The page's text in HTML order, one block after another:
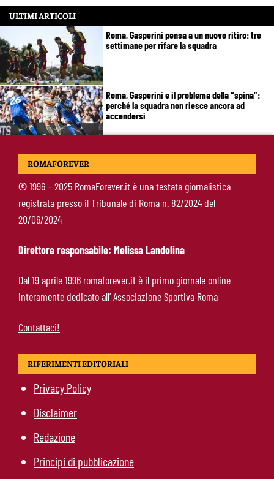
ULTIMI ARTICOLI
Roma, Gasperini pensa a un nuovo ritiro: tre
settimane per rifare la squadra
Roma, Gasperini e il problema della “spina”:
perché la squadra non riesce ancora ad
accendersi
Brighton-Roma, chi ha deluso di più: Rensch
Roma, Fofana si complica: spunta Mbaye in
prestito. Restano vive le piste Endrick e
Gittens
ROMAFOREVER
©1996 – 2025 RomaForever.it è una testata giornalistica
registrata presso il Tribunale di Roma n. 82/2024 del
20/06/2024
Direttore responsabile: Melissa Landolina
Dal 19 aprile 1996 romaforever.it è il primo giornale online
interamente dedicato all’ Associazione Sportiva Roma
Contattaci!
RIFERIMENTI EDITORIALI
Privacy Policy
Disclaimer
Redazione
Principi di pubblicazione